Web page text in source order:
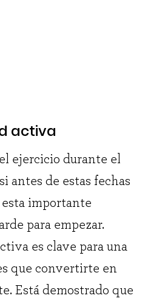
activa
ejercicio durante el
antes de estas fechas
importante
para empezar.
es clave para una
que convertirte en
Está demostrado que